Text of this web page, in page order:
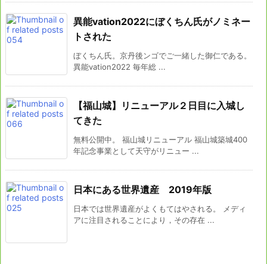
異能vation2022にぼくちん氏がノミネー
トされた
ぼくちん氏。京丹後ンゴでご一緒した御仁である。
異能vation2022 毎年総 ...
【福山城】リニューアル２日目に入城し
てきた
無料公開中。 福山城リニューアル 福山城築城400
年記念事業として天守がリニュー ...
日本にある世界遺産 2019年版
日本では世界遺産がよくもてはやされる。 メディ
アに注目されることにより，その存在 ...